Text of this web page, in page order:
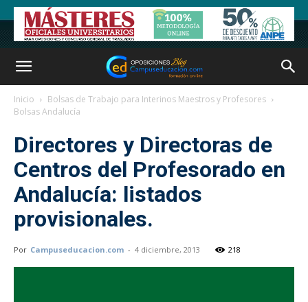
Inicio
Bolsas de Trabajo para Interinos Maestros y Profesores
Bolsas Andalucía
Directores y Directoras de
Centros del Profesorado en
Andalucía: listados
provisionales.
Por Campuseducacion.com - 4 diciembre, 2013 218